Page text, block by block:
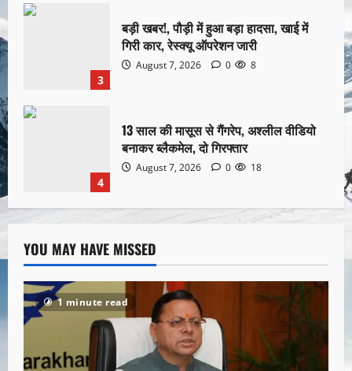
3
बड़ी खबर!, पौड़ी में हुआ बड़ा हादसा, खाई में
गिरी कार, रेस्क्यू ऑपरेशन जारी
August 7, 2026 0 8
4
13 साल की मासूस से गैंगरेप, अश्लील वीडियो
बनाकर ब्लैकमेल, दो गिरफ्तार
August 7, 2026 0 18
YOU MAY HAVE MISSED
1 minute read